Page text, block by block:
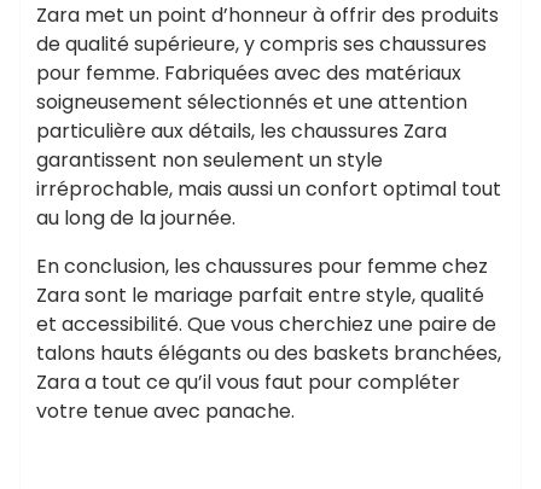
Zara met un point d’honneur à offrir des produits
de qualité supérieure, y compris ses chaussures
pour femme. Fabriquées avec des matériaux
soigneusement sélectionnés et une attention
particulière aux détails, les chaussures Zara
garantissent non seulement un style
irréprochable, mais aussi un confort optimal tout
au long de la journée.
En conclusion, les chaussures pour femme chez
Zara sont le mariage parfait entre style, qualité
et accessibilité. Que vous cherchiez une paire de
talons hauts élégants ou des baskets branchées,
Zara a tout ce qu’il vous faut pour compléter
votre tenue avec panache.